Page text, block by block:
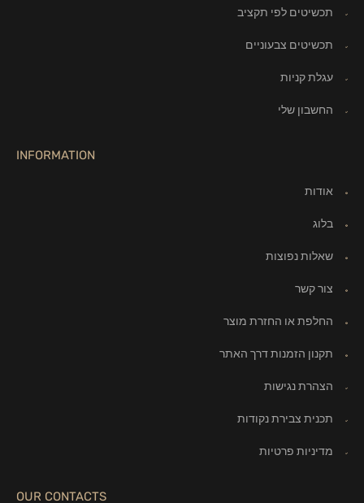
תכשיטים לפי תקציב
תכשיטים צבעוניים
עגלת קניות
החשבון שלי
INFORMATION
אודות
בלוג
שאלות נפוצות
צור קשר
החלפת או החזרת מוצר
תקנון הזמנות דרך האתר
הצהרת נגישות
תכנית צבירת נקודות
מדיניות פרטיות
OUR CONTACTS